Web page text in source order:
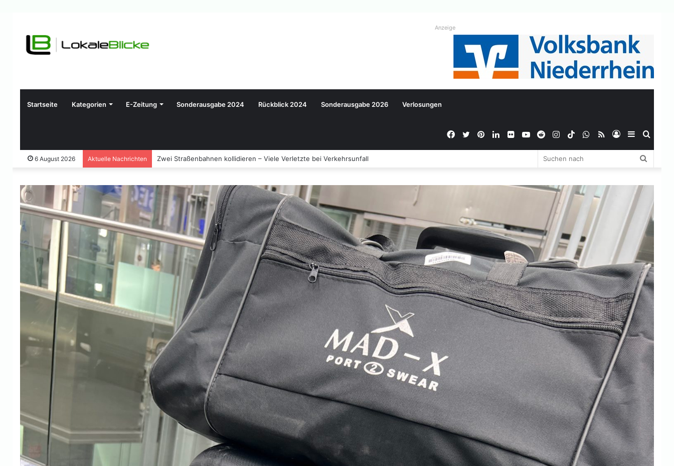
Anzeige
Startseite Kategorien E-Zeitung Sonderausgabe 2024 Rückblick 2024 Sonderausgabe 2026 Verlosungen
Sidebar
Anmelden
RSS
WhatsApp
TikTok
Instagram
Reddit
YouTube
Flickr
LinkedIn
Pinterest
Twitter
Facebook
6 August 2026 Aktuelle Nachrichten Zwei Straßenbahnen kollidieren – Viele Verletzte bei Verkehrsunfall